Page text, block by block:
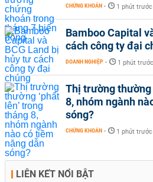
CHỨNG KHOÁN - 1 phút trước
Bamboo Capital
cách công ty đại
DOANH NGHIỆP - 1 phút trước
Thị trường thường
8, nhóm ngành
sóng?
CHỨNG KHOÁN - 1 phút trước
LIÊN KẾT NỔI BẬT